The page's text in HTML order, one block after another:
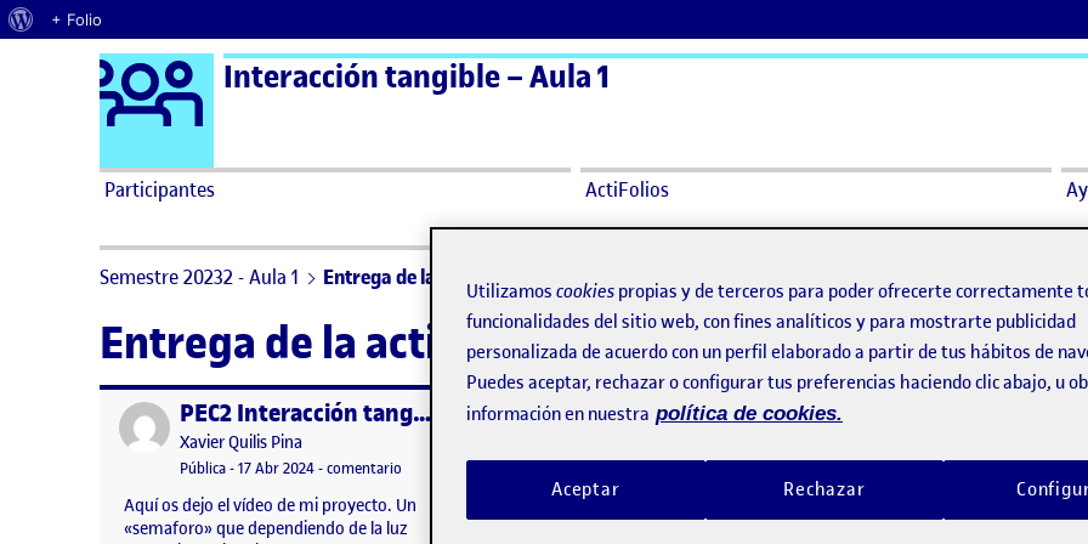
Acerca de WordPress
+ Folio
Saltar al contenido Logo Ágora
Interacción tangible – Aula 1
Participantes ActiFolios
Semestre 20232 - Aula 1 Entrega de la actividad PEC2
Entrega de la actividad PEC2
Publicado por PEC2 Interacción tangible
Publicado por
Xavier Quilis Pina
Visibilidad:
Pública-Fecha de publicación
17 Abr 2024-comentario en PEC2 Interacción tangible
Aquí os dejo el vídeo de mi proyecto. Un
«semaforo» que dependiendo de la luz
Publicado por
PEC 2
Visibilidad:Fecha de publicación13 abril, 2024 1:51 am
comentario en PEC 2
Publicado por
Visibilidad:
Pública Fecha de 8 abril,
Entrega de la actividad PEC2 …
Utilizamos cookies propias y de terceros para poder ofrecerte correctamente
funcionalidades del sitio web, con fines analíticos y para mostrarte publicidad
personalizada de acuerdo con un perfil elaborado a partir de tus hábitos de
Puedes aceptar, rechazar o configurar tus preferencias haciendo clic abajo, u
información en nuestra política de cookies.
Rechazar
Aceptar